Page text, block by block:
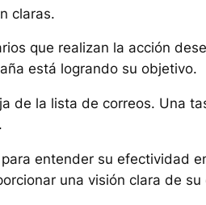
claras.
que realizan la acción
está logrando su objetivo.
de la lista de correos. Una
entender su efectividad
una visión clara de su